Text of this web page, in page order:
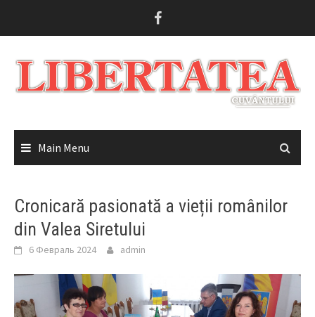
Main Menu
Cronicară pasionată a vieții românilor
din Valea Siretului
6 Февраль 2024 admin